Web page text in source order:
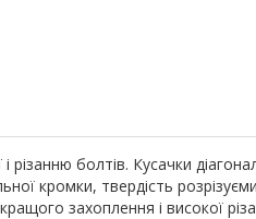
болтів. Кусачки
кромки, твердість
захоплення і високої